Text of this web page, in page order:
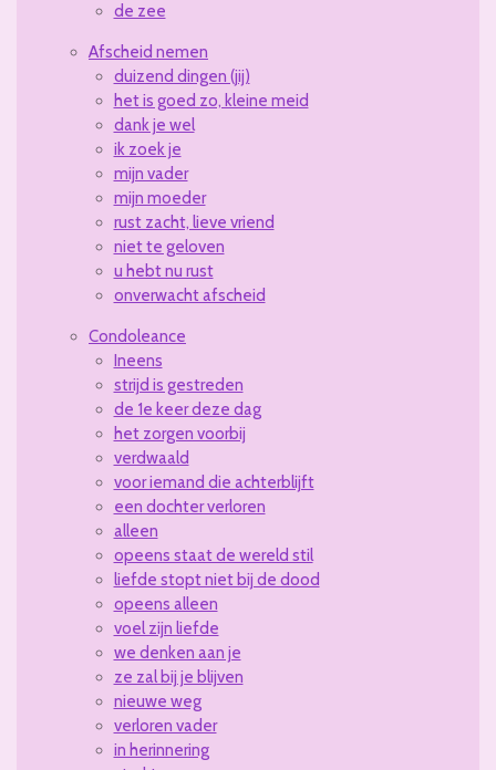
de zee
Afscheid nemen
duizend dingen (jij)
het is goed zo, kleine meid
dank je wel
ik zoek je
mijn vader
mijn moeder
rust zacht, lieve vriend
niet te geloven
u hebt nu rust
onverwacht afscheid
Condoleance
Ineens
strijd is gestreden
de 1e keer deze dag
het zorgen voorbij
verdwaald
voor iemand die achterblijft
een dochter verloren
alleen
opeens staat de wereld stil
liefde stopt niet bij de dood
opeens alleen
voel zijn liefde
we denken aan je
ze zal bij je blijven
nieuwe weg
verloren vader
in herinnering